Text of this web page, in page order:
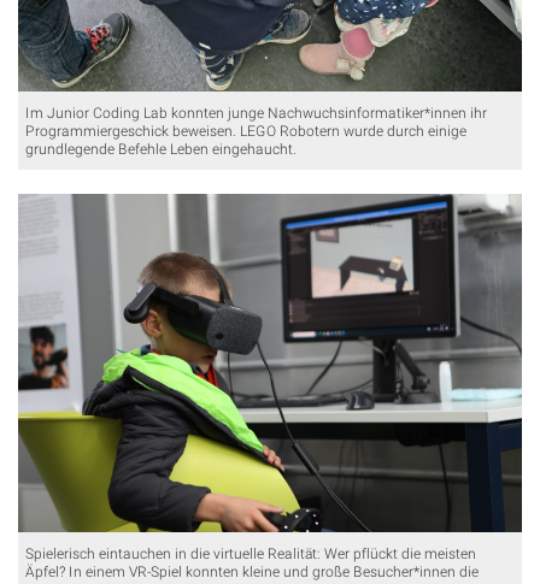
Im Junior Coding Lab konnten junge Nachwuchsinformatiker*innen ihr
Programmiergeschick beweisen. LEGO Robotern wurde durch einige
grundlegende Befehle Leben eingehaucht.
Spielerisch eintauchen in die virtuelle Realität: Wer pflückt die meisten
Äpfel? In einem VR-Spiel konnten kleine und große Besucher*innen die